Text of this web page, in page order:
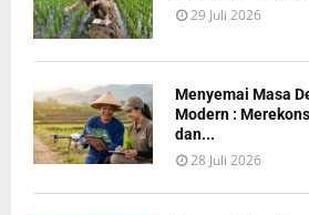
29 Juli 2026
Menyemai Masa
Modern :
dan...
28 Juli 2026